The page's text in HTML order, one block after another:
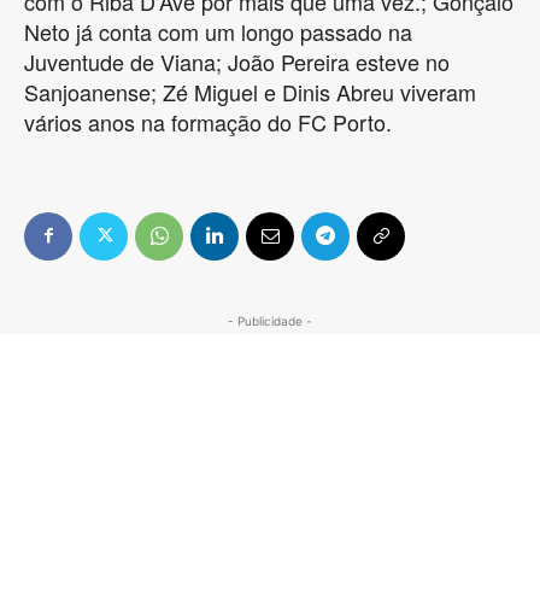
Neto já conta com um longo passado na
Juventude de Viana; João Pereira esteve no
Sanjoanense; Zé Miguel e Dinis Abreu viveram
vários anos na formação do FC Porto.
- Publicidade -